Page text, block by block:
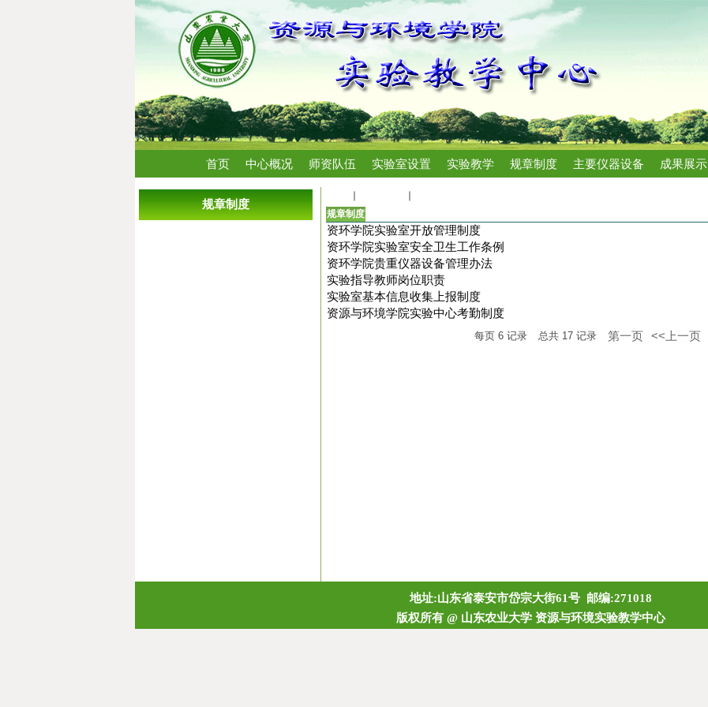
首页 中心概况 师资队伍 实验室设置 实验教学 规章制度 主要仪器设备 成果展示
规章制度
规章制度
资环学院实验室开放管理制度
资环学院实验室安全卫生工作条例
资环学院贵重仪器设备管理办法
实验指导教师岗位职责
实验室基本信息收集上报制度
资源与环境学院实验中心考勤制度
每页 6记录 总共 17记录 第一页 <<上一页
地址:山东省泰安市岱宗大街61号 邮编:271018
版权所有 @ 山东农业大学 资源与环境实验教学中心